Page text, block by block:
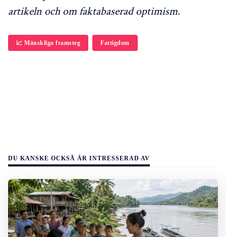
artikeln och om faktabaserad optimism.
📈 Mänskliga framsteg Fattigdom
DU KANSKE OCKSÅ ÄR INTRESSERAD AV